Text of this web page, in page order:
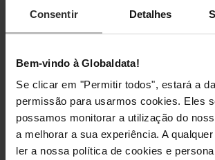
Consentir Detalhes
Bem-vindo à Globaldata!
Se clicar em "Permitir todos", estará a
permissão para usarmos cookies. Eles
possamos monitorar a utilização do
a melhorar a sua experiência. A
ler a nossa política de cookies e
utilizador para um entretenimento
complicações.
Especificação
Ecrã